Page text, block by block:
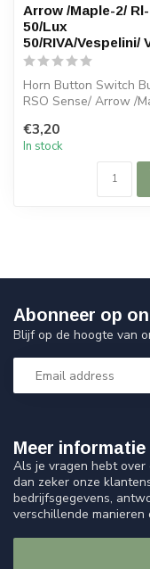
Arrow /Maple-2/ Rl-
50/Lux
50/RIVA/Vespelini/
Horn Button Switch
RSO Sense/ Arrow /
50/RIVA/Vespelin...
€3,20
In stock
Meer informatie
Als je vragen hebt
dan zeker onze
bedrijfsgegevens,
verschillende manieren
Abonneer op
Blijf op de hoogte van